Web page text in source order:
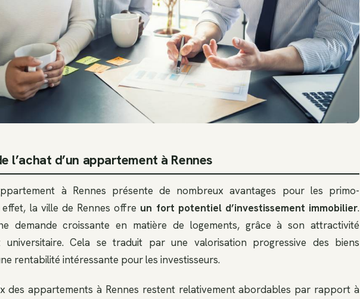
l’achat d’un appartement à Rennes
à Rennes présente de nombreux avantages pour les primo-
la ville de Rennes offre un fort potentiel d’investissement immobilier.
demande croissante en matière de logements, grâce à son attractivité
universitaire. Cela se traduit par une valorisation progressive des biens
rentabilité intéressante pour les investisseurs.
des appartements à Rennes restent relativement abordables par rapport à